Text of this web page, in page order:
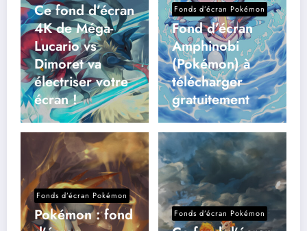
Ce fond d’écran
4K de Méga-
Lucario vs
Dimoret va
électriser votre
écran !
Fonds d’écran Pokémon
Fond d’écran
Amphinobi
(Pokémon) à
télécharger
gratuitement
Fonds d’écran Pokémon
Pokémon : fond
Fonds d’écran Pokémon